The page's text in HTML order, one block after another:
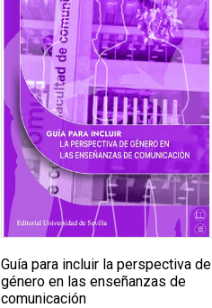
Guía para incluir la perspectiva de
género en las enseñanzas de
comunicación